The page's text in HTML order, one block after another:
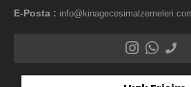
E-Posta :